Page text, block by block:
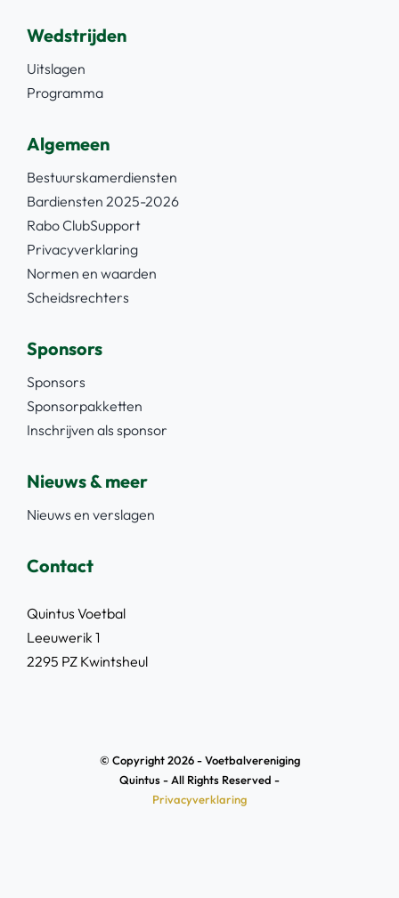
Wedstrijden
Uitslagen
Programma
Algemeen
Bestuurskamerdiensten
Bardiensten 2025-2026
Rabo ClubSupport
Privacyverklaring
Normen en waarden
Scheidsrechters
Sponsors
Sponsors
Sponsorpakketten
Inschrijven als sponsor
Nieuws & meer
Nieuws en verslagen
Contact
Quintus Voetbal
Leeuwerik 1
2295 PZ Kwintsheul
© Copyright 2026 - Voetbalvereniging
Quintus - All Rights Reserved -
Privacyverklaring